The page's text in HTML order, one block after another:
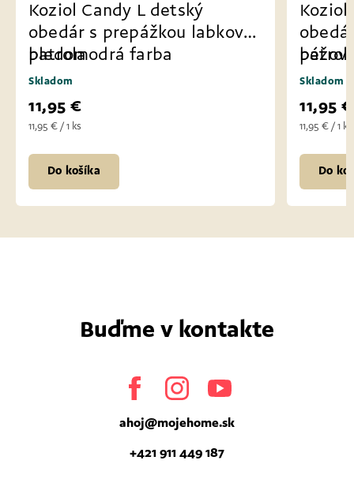
Koziol Candy L detský
obedár s prepážkou labková
patrola
bledomodrá farba
Skladom
11,95 €
11,95 € / 1 ks
Do košíka
Koziol
Skladom
11,95 €
11,95 € / 1 ks
Do
Buďme v kontakte
Facebook Instagram
ahoj@mojehome.sk
+421 911 449 187